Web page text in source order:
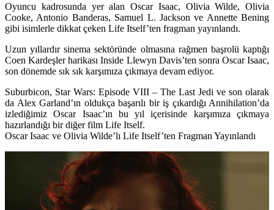
Oyuncu kadrosunda yer alan Oscar Isaac, Olivia Wilde, Olivia
Cooke, Antonio Banderas, Samuel L. Jackson ve Annette Bening
gibi isimlerle dikkat çeken Life Itself’ten fragman yayınlandı.
Uzun yıllardır sinema sektöründe olmasına rağmen başrolü kaptığı
Coen Kardeşler harikası Inside Llewyn Davis’ten sonra Oscar Isaac,
son dönemde sık sık karşımıza çıkmaya devam ediyor.
Suburbicon, Star Wars: Episode VIII – The Last Jedi ve son olarak
da Alex Garland’ın oldukça başarılı bir iş çıkardığı Annihilation’da
izlediğimiz Oscar Isaac’ın bu yıl içerisinde karşımıza çıkmaya
hazırlandığı bir diğer film Life Itself.
Oscar Isaac ve Olivia Wilde’lı Life Itself’ten Fragman Yayınlandı